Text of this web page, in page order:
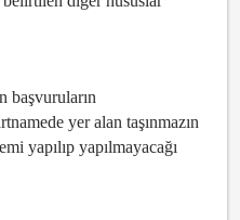
başvuruların
yer alan taşınmazın
yapılıp yapılmayacağı